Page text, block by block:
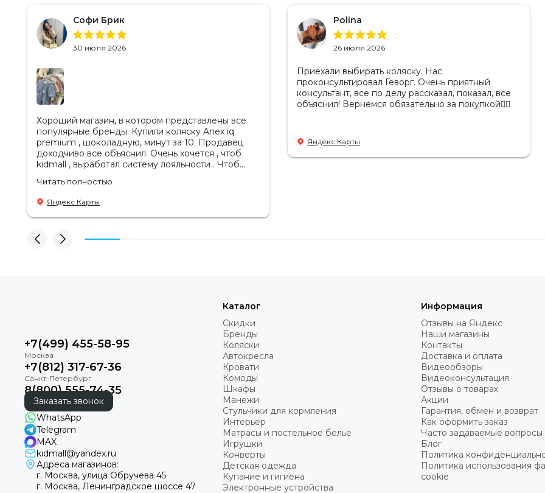
Софи Брик
30 июля 2026
Хороший магазин, в котором представлены все
популярные бренды. Купили коляску Anex iq
premium , шоколадную, минут за 10. Продавец
доходчиво все объяснил. Очень хочется , чтоб
kidmall , выработал систему лояльности . Чтоб
Читать полностью
Яндекс Карты
Polina
26 июля 2026
Приехали выбирать коляску. Нас
проконсультировал Геворг. Очень приятный
консультант, все по делу рассказал, показал, все
объяснил! Вернемся обязательно за покупкой👌🏻
Яндекс Карты
+7(499) 455-58-95
+7(812) 317-67-36
8(800) 555-74-35
Заказать звонок
WhatsApp
Telegram
MAX
kidmall@yandex.ru
Адреса магазинов:
г. Москва, улица Обручева 45
г. Москва, Ленинградское шоссе 47
Каталог
Скидки
Бренды
Коляски
Автокресла
Кровати
Комоды
Шкафы
Манежи
Стульчики для кормления
Интерьер
Матрасы и постельное белье
Игрушки
Конверты
Детская одежда
Купание и гигиена
Электронные устройства
Информация
Отзывы на Яндекс
Наши магазины
Контакты
Доставка и оплата
Видеообзоры
Видеоконсультация
Отзывы о товарах
Акции
Гарантия, обмен и возврат
Как оформить заказ
Часто задаваемые вопросы
Блог
Политика
Политика использования
cookie